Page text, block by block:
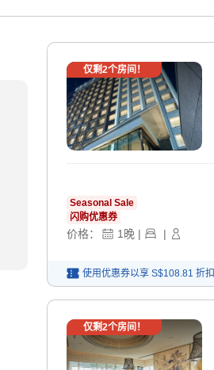
仅剩2个房间！
Seasonal Sale
闪购优惠券
价格： 1 晚 | |
使用优惠券以享 S$108.81 折扣
仅剩2个房间！